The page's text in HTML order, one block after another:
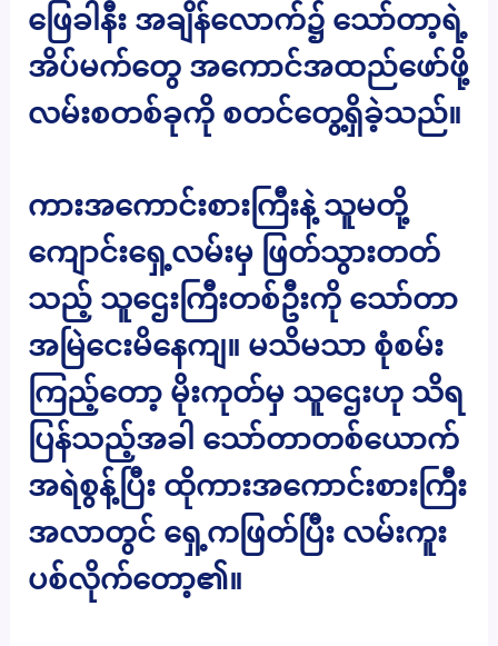
ဖြေခါနီး အချိန်လောက်၌ သော်တာ့ရဲ့
အိပ်မက်တွေ အကောင်အထည်ဖော်ဖို့
လမ်းစတစ်ခုကို စတင်တွေ့ရှိခဲ့သည်။
ကားအကောင်းစားကြီးနဲ့ သူမတို့
ကျောင်းရှေ့လမ်းမှ ဖြတ်သွားတတ်
သည့် သူဌေးကြီးတစ်ဦးကို သော်တာ
အမြဲငေးမိနေကျ။ မသိမသာ စုံစမ်း
ကြည့်တော့ မိုးကုတ်မှ သူဌေးဟု သိရ
ပြန်သည့်အခါ သော်တာတစ်ယောက်
အရဲစွန့်ပြီး ထိုကားအကောင်းစားကြီး
အလာတွင် ရှေ့ကဖြတ်ပြီး လမ်းကူး
ပစ်လိုက်တော့၏။